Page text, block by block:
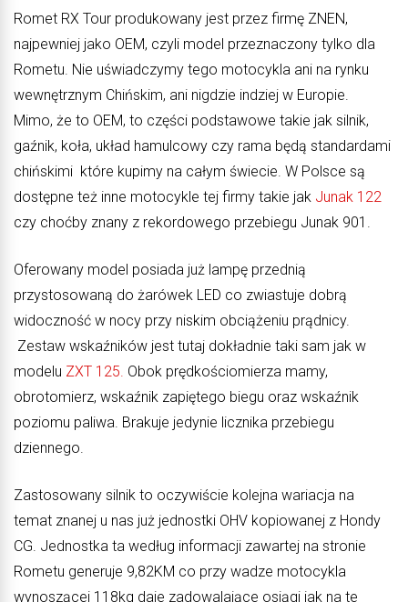
Romet RX Tour produkowany jest przez firmę ZNEN,
najpewniej jako OEM, czyli model przeznaczony tylko dla
Rometu. Nie uświadczymy tego motocykla ani na rynku
wewnętrznym Chińskim, ani nigdzie indziej w Europie.
Mimo, że to OEM, to części podstawowe takie jak silnik,
gaźnik, koła, układ hamulcowy czy rama będą standardami
chińskimi które kupimy na całym świecie. W Polsce są
dostępne też inne motocykle tej firmy takie jak Junak 122
czy choćby znany z rekordowego przebiegu Junak 901.
Oferowany model posiada już lampę przednią
przystosowaną do żarówek LED co zwiastuje dobrą
widoczność w nocy przy niskim obciążeniu prądnicy.
Zestaw wskaźników jest tutaj dokładnie taki sam jak w
modelu ZXT 125. Obok prędkościomierza mamy,
obrotomierz, wskaźnik zapiętego biegu oraz wskaźnik
poziomu paliwa. Brakuje jedynie licznika przebiegu
dziennego.
Zastosowany silnik to oczywiście kolejna wariacja na
temat znanej u nas już jednostki OHV kopiowanej z Hondy
CG. Jednostka ta według informacji zawartej na stronie
Rometu generuje 9,82KM co przy wadze motocykla
wynoszącej 118kg daje zadowalające osiągi jak na te